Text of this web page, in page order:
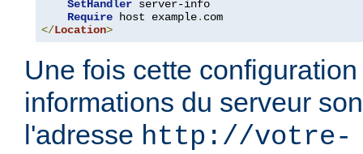
SetHandler server-info
Require host example.
</Location>
Une fois cette
informations du serveur
l'adresse http://votre-